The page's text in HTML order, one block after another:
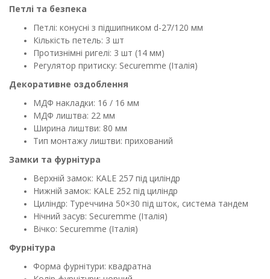
Петлі та безпека
Петлі: конусні з підшипником d-27/120 мм
Кількість петель: 3 шт
Протизнімні ригелі: 3 шт (14 мм)
Регулятор притиску: Securemme (Італія)
Декоративне оздоблення
МДФ накладки: 16 / 16 мм
МДФ лиштва: 22 мм
Ширина лиштви: 80 мм
Тип монтажу лиштви: прихований
Замки та фурнітура
Верхній замок: KALE 257 під циліндр
Нижній замок: KALE 252 під циліндр
Циліндр: Туреччина 50×30 під шток, система тандем
Нічний засув: Securemme (Італія)
Вічко: Securemme (Італія)
Фурнітура
Форма фурнітури: квадратна